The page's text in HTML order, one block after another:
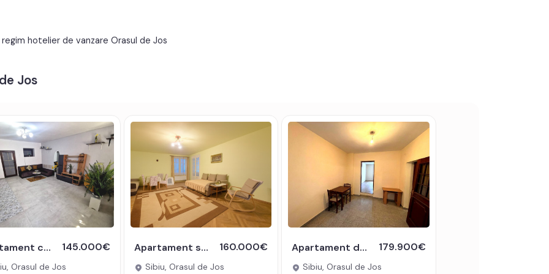
telefon, acces internet, fibra optica;
electric, contorizare separata;
Curte comuna
hotelier de vanzare Orasul de Jos
Jos
Apartament cu 2 camere in zona Orasul de Jos Din Sibiu 145.000€
Orasul de Jos
Apartament spatios de vanzare cu 3 camere la etajul 1 in Orasul de Jos 160.000€
Sibiu, Orasul de Jos
Apartament de vanzare cu 4 camere 110 mp Orasul de Jos Sibiu 179.900€
Sibiu, Orasul de Jos